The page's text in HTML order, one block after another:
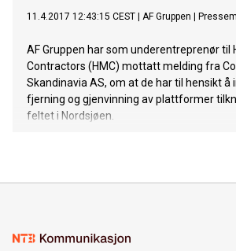
11.4.2017 12:43:15 CEST AF Gruppen
AF Gruppen har som underentreprenør til
Contractors (HMC) mottatt melding fra
Skandinavia AS, om at de har til hensikt
fjerning og gjenvinning av plattformer
feltet i Nordsjøen.